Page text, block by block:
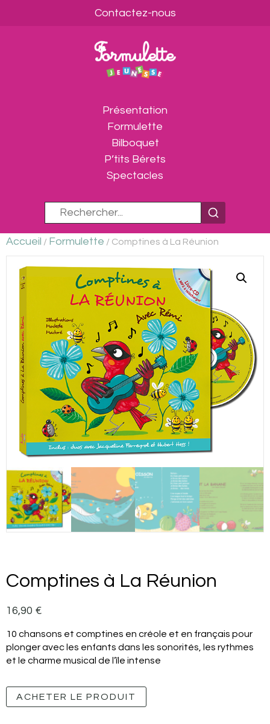
Contactez-nous
Présentation
Formulette
Bilboquet
P’tits Bérets
Spectacles
Accueil / Formulette / Comptines à La Réunion
Comptines à La Réunion
16,90 €
10 chansons et comptines en créole et en français pour
plonger avec les enfants dans les sonorités, les rythmes
et le charme musical de l’île intense
ACHETER LE PRODUIT